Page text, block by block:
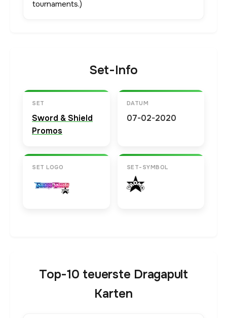
tournaments.)
Set-Info
SET
Sword & Shield
Promos
DATUM
07-02-2020
SET LOGO SET-SYMBOL
Top-10 teuerste Dragapult
Karten